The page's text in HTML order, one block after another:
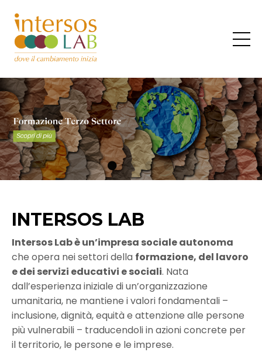
INTERSOS LAB
Intersos Lab è un’impresa sociale autonoma
che opera nei settori della formazione, del lavoro
e dei servizi educativi e sociali. Nata
dall’esperienza iniziale di un’organizzazione
umanitaria, ne mantiene i valori fondamentali –
inclusione, dignità, equità e attenzione alle persone
più vulnerabili – traducendoli in azioni concrete per
il territorio, le persone e le imprese.